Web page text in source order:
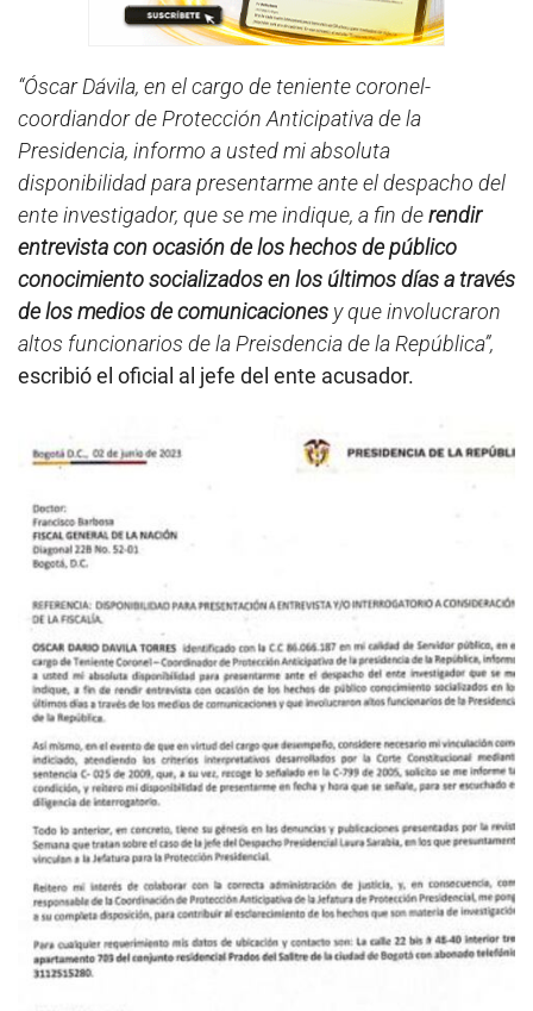
“Óscar Dávila, en el cargo de teniente coronel-
coordiandor de Protección Anticipativa de la
Presidencia, informo a usted mi absoluta
disponibilidad para presentarme ante el despacho del
ente investigador, que se me indique, a fin derendir
entrevista con ocasión de los hechos de público
conocimiento socializados en los últimos días a través
de los medios de comunicaciones y que involucraron
altos funcionarios de la Preisdencia de la República”,
escribió el oficial al jefe del ente acusador.